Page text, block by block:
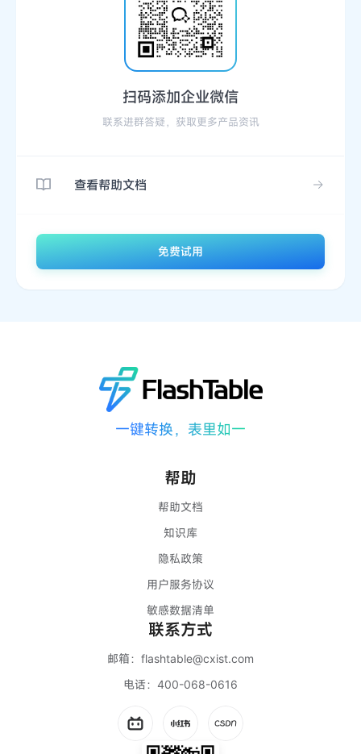
扫码添加企业微信
联系进群答疑，获取更多产品资讯
查看帮助文档
免费试用
一键转换，表里如一
帮助
帮助文档
知识库
隐私政策
用户服务协议
敏感数据清单
联系方式
邮箱： flashtable@cxist.com
电话： 400-068-0616